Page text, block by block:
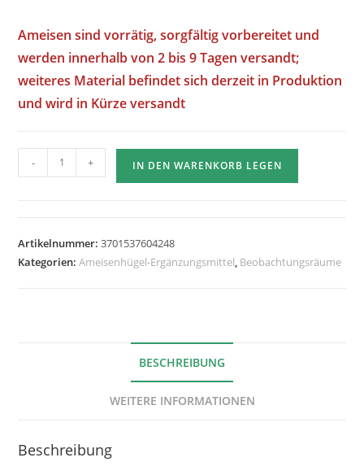
Ameisen sind vorrätig, sorgfältig vorbereitet und
werden innerhalb von 2 bis 9 Tagen versandt;
weiteres Material befindet sich derzeit in Produktion
und wird in Kürze versandt
der
12x10cm
LED-
- + IN DEN WARENKORB LEGEN
Artikelnummer:3701537604248
Kategorien:Ameisenhügel-Ergänzungsmittel, Beobachtungsräume
BESCHREIBUNG
WEITERE INFORMATIONEN
Beschreibung